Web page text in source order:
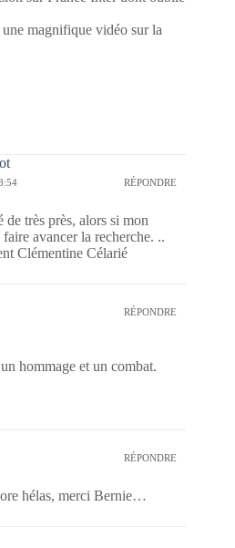
une magnifique vidéo sur la
RÉPONDRE
de très près, alors si mon
avancer la recherche. ..
Clémentine Célarié
RÉPONDRE
hommage et un combat.
RÉPONDRE
hélas, merci Bernie…